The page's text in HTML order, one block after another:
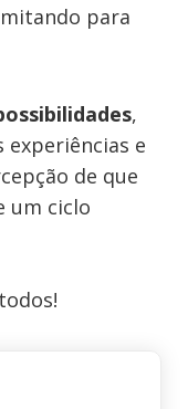
para
,
experiências e
de que
um ciclo